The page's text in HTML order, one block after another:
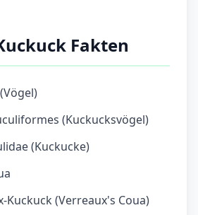
Fakten
(Kuckucksvögel)
(Kuckucke)
Kuckuck (Verreaux's Coua)